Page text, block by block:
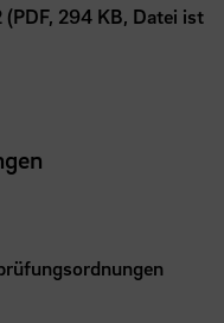
294 KB, Datei ist